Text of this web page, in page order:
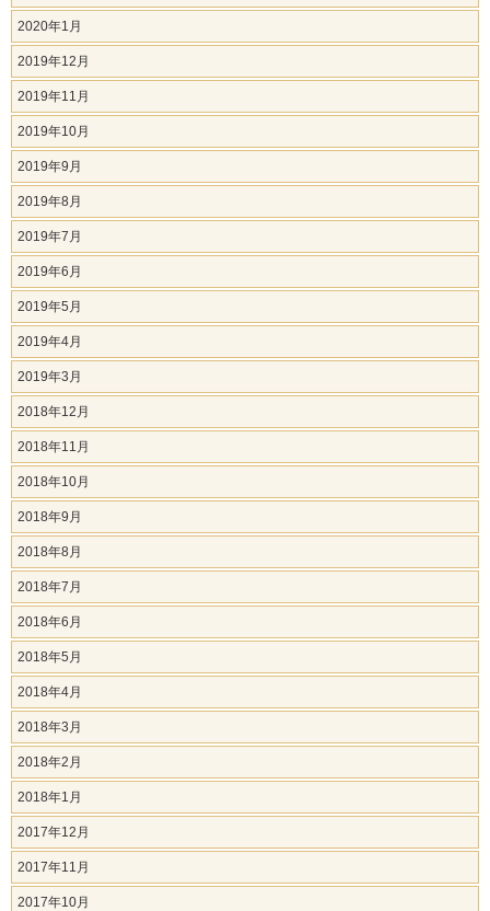
2020年1月
2019年12月
2019年11月
2019年10月
2019年9月
2019年8月
2019年7月
2019年6月
2019年5月
2019年4月
2019年3月
2018年12月
2018年11月
2018年10月
2018年9月
2018年8月
2018年7月
2018年6月
2018年5月
2018年4月
2018年3月
2018年2月
2018年1月
2017年12月
2017年11月
2017年10月